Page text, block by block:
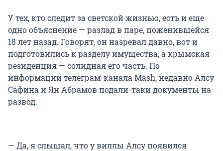
У тех, кто следит за светской жизнью, есть и еще
одно объяснение — разлад в паре, поженившейся
18 лет назад. Говорят, он назревал давно, вот и
подготовились к разделу имущества, а крымская
резиденция — солидная его часть. По
информации телеграм-канала Mash, недавно Алсу
Сафина и Ян Абрамов подали-таки документы на
развод.
— Да, я слышал, что у виллы Алсу появился